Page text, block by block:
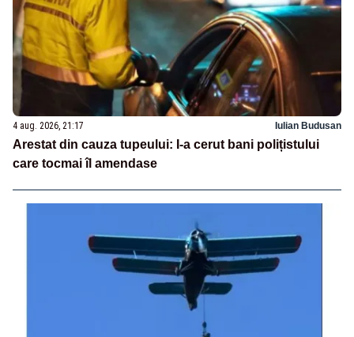
4 aug. 2026, 21:17 Iulian Budusan
Arestat din cauza tupeului: I-a cerut bani polițistului
care tocmai îl amendase